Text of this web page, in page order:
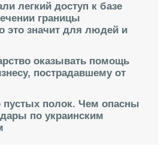
легкий доступ к базе
границы
это значит для людей и
оказывать помощь
пострадавшему от
пустых полок. Чем опасны
по украинским